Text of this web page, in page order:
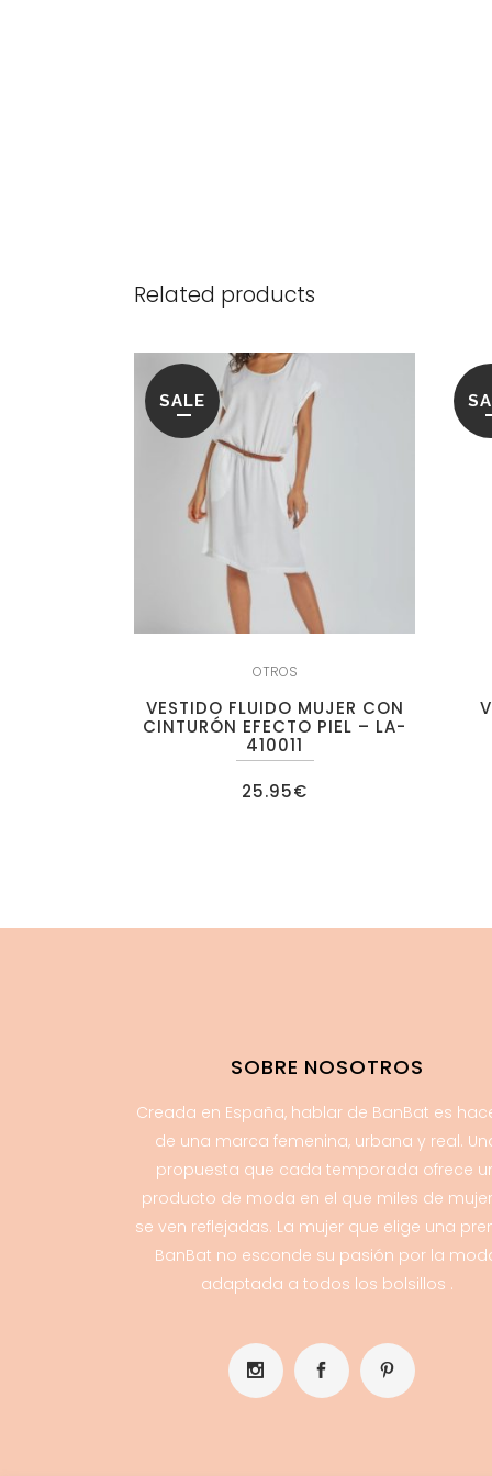
Related products
SALE
OTROS
VESTIDO FLUIDO MUJER CON
CINTURÓN EFECTO PIEL – LA-
410011
25.95€
SOBRE NOSOTROS
Creada en España, hablar de BanBat es
de una marca femenina, urbana y real.
propuesta que cada temporada ofrece
producto de moda en el que miles de
se ven reflejadas. La mujer que elige una
BanBat no esconde su pasión por la
adaptada a todos los bolsillos .